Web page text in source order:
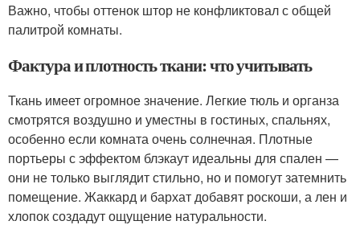
Важно, чтобы оттенок штор не конфликтовал с общей
палитрой комнаты.
Фактура и плотность ткани: что учитывать
Ткань имеет огромное значение. Легкие тюль и органза
смотрятся воздушно и уместны в гостиных, спальнях,
особенно если комната очень солнечная. Плотные
портьеры с эффектом блэкаут идеальны для спален —
они не только выглядит стильно, но и помогут затемнить
помещение. Жаккард и бархат добавят роскоши, а лен и
хлопок создадут ощущение натуральности.